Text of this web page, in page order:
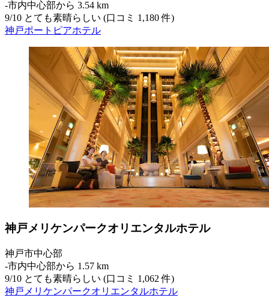
‐市内中心部から 3.54 km
9/10 とても素晴らしい (口コミ 1,180 件)
神戸ポートピアホテル
神戸メリケンパークオリエンタルホテル
神戸市中心部
‐市内中心部から 1.57 km
9/10 とても素晴らしい (口コミ 1,062 件)
神戸メリケンパークオリエンタルホテル